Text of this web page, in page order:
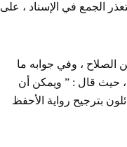
الجمع في الإسناد ، على
بعض الإيرادات على ابن الصلاح ، وفي جوابه ما
حيث قال : ” ويمكن أن
بترجيح رواية الأحفظ